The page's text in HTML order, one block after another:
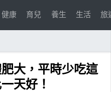
健康 育兒 養生 生活 旅
大，平時少吃這
天好！